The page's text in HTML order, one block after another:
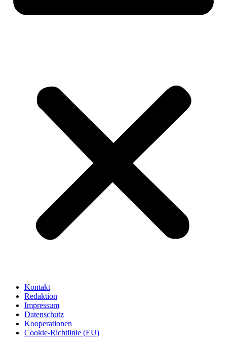
Kontakt
Redaktion
Impressum
Datenschutz
Kooperationen
Cookie-Richtlinie (EU)